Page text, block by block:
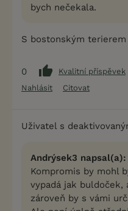
bych nečekala.
S bostonským terierem
0
Kvalitní příspěvek
Nahlásit
Citovat
Uživatel s
Andrýsek3 napsal(a):
Kompromis by mohl
vypadá jak buldoček,
zároveň by s vámi